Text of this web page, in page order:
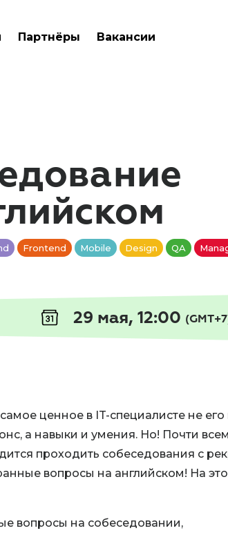
Партнёры Вакансии
Frontend Mobile Design QA
29 мая, 12:00
ценное в IT-специалисте не его
а навыки и умения. Но! Почти
проходить собеседования с
вопросы на английском! На
вопросы на собеседовании,